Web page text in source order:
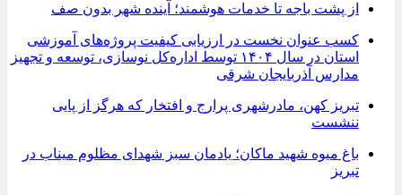
از پشت باجه تا خدمات هوشمند؛ آینده شهر بدون صف
کسب عنوان نخست در ارزیابی کیفیت پروژه‌های آموزشی
استان در سال ۱۴۰۴ توسط اداره‌کل نوسازی، توسعه و تجهیز
مدارس آذربایجان شرقی
تبریز کهن، مادرشهری پرارج و افتخار که هرگز از پایی
ننشست
باغ میوه شهید ماکان؛ یادمان سبز شهدای مظلوم میناب در
تبریز